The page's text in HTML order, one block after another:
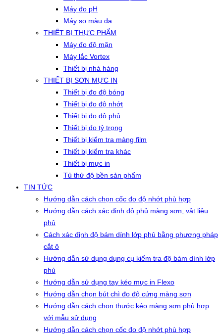
Máy đo pH
Máy so màu da
THIẾT BỊ THỰC PHẨM
Máy đo độ mặn
Máy lắc Vortex
Thiết bị nhà hàng
THIẾT BỊ SƠN MỰC IN
Thiết bị đo độ bóng
Thiết bị đo độ nhớt
Thiết bị đo độ phủ
Thiết bị đo tỷ trọng
Thiết bị kiểm tra màng film
Thiết bị kiểm tra khác
Thiết bị mực in
Tủ thử độ bền sản phẩm
TIN TỨC
Hướng dẫn cách chọn cốc đo độ nhớt phù hợp
Hướng dẫn cách xác định độ phủ màng sơn, vật liệu
phủ
Cách xác định độ bám dính lớp phủ bằng phương pháp
cắt ô
Hướng dẫn sử dụng dụng cụ kiểm tra độ bám dính lớp
phủ
Hướng dẫn sử dụng tay kéo mực in Flexo
Hướng dẫn chọn bút chì đo độ cứng màng sơn
Hướng dẫn cách chọn thước kéo màng sơn phù hợp
với mẫu sử dụng
Hướng dẫn cách chọn cốc đo độ nhớt phù hợp